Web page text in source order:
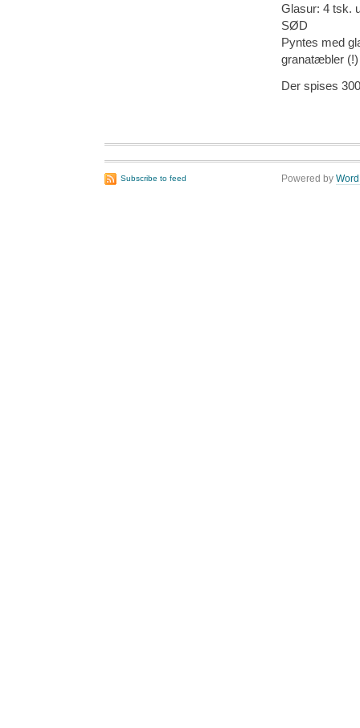
Glasur: 4 tsk.
SØD
Pyntes med
granatæbler (!)
Der spises
Subscribe to feed Powered by